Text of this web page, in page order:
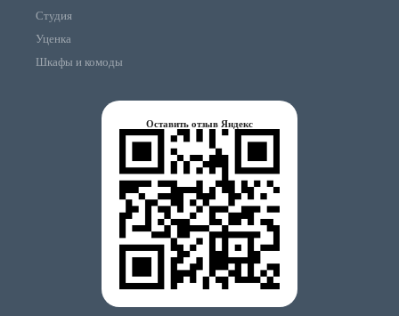
Студия
Уценка
Шкафы и комоды
Оставить отзыв Яндекс